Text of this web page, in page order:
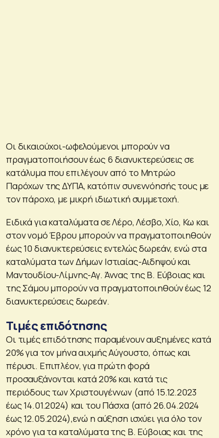
Οι δικαιούχοι-ωφελούμενοι μπορούν να
πραγματοποιήσουν έως 6 διανυκτερεύσεις σε
κατάλυμα που επιλέγουν από το Μητρώο
Παρόχων της ΔΥΠΑ, κατόπιν συνεννόησής τους με
τον πάροχο, με μικρή ιδιωτική συμμετοχή.
Ειδικά για καταλύματα σε Λέρο, Λέσβο, Χίο, Κω και
στον νομό Έβρου μπορούν να πραγματοποιηθούν
έως 10 διανυκτερεύσεις εντελώς δωρεάν, ενώ στα
καταλύματα των Δήμων Ιστιαίας-Αιδηψού και
Μαντουδίου-Λίμνης-Αγ. Άννας της Β. Εύβοιας και
της Σάμου μπορούν να πραγματοποιηθούν έως 12
διανυκτερεύσεις δωρεάν.
Τιμές επιδότησης
Οι τιμές επιδότησης παραμένουν αυξημένες κατά
20% για τον μήνα αιχμής Αύγουστο, όπως και
πέρυσι. Επιπλέον, για πρώτη φορά
προσαυξάνονται κατά 20% και κατά τις
περιόδους των Χριστουγέννων (από 15.12.2023
έως 14.01.2024) και του Πάσχα (από 26.04.2024
έως 12.05.2024),ενώ η αύξηση ισχύει για όλο τον
χρόνο για τα καταλύματα της Β. Εύβοιας και της